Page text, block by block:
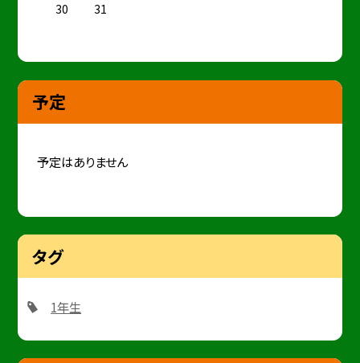
30
31
予定
予定はありません
タグ
1年生